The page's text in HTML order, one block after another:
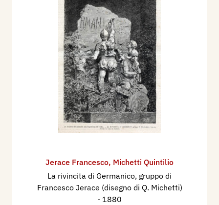
Jerace Francesco, Michetti Quintilio
La rivincita di Germanico, gruppo di
Francesco Jerace (disegno di Q. Michetti)
- 1880